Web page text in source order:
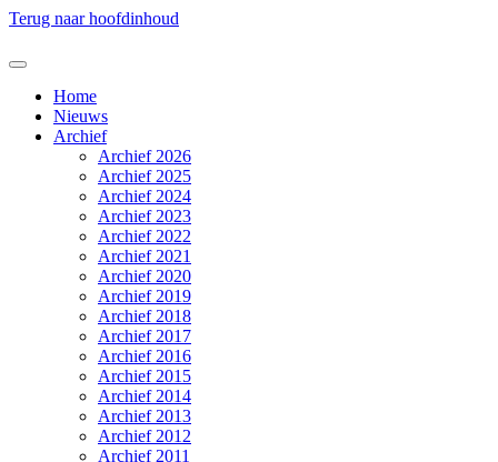
Terug naar hoofdinhoud
Home
Nieuws
Archief
Archief 2026
Archief 2025
Archief 2024
Archief 2023
Archief 2022
Archief 2021
Archief 2020
Archief 2019
Archief 2018
Archief 2017
Archief 2016
Archief 2015
Archief 2014
Archief 2013
Archief 2012
Archief 2011